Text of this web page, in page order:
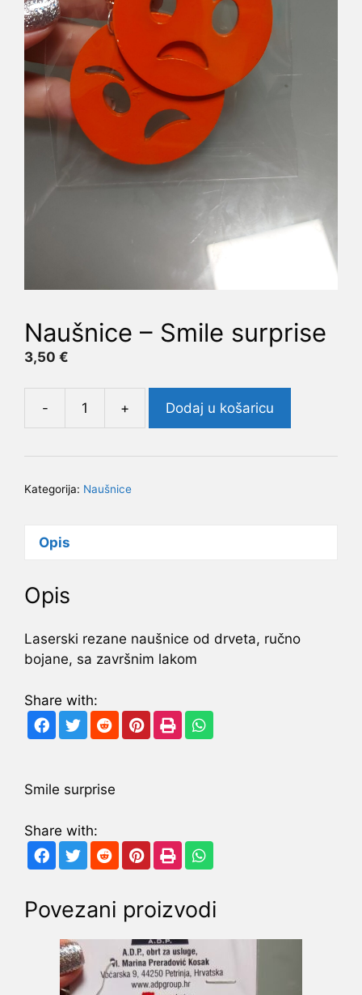
Naušnice – Smile surprise
3,50 €
-
Naušnice
Smile
+ Dodaj u košaricu
Kategorija: Naušnice
Opis
Opis
Laserski rezane naušnice od drveta, ručno
bojane, sa završnim lakom
Share with:
Smile surprise
Share with:
Povezani proizvodi